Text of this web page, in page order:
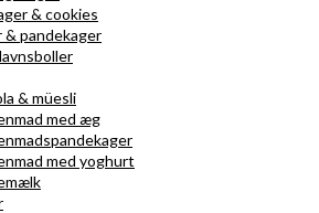
& cookies
& pandekager
& müesli
med æg
med yoghurt